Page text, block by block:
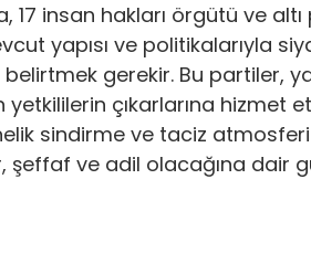
17 insan hakları örgütü ve
yapısı ve politikalarıyla
gerekir. Bu partiler,
yetkililerin çıkarlarına hizmet
sindirme ve taciz atmosferi
şeffaf ve adil olacağına dair